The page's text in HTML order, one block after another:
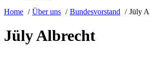
Home
Über uns Bundesvorstand Jüly
Jüly Albrecht